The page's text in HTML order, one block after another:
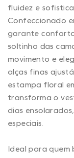
fluidez e
Confeccionado
garante
soltinho das
movimento e
alças finas
estampa floral
transforma o
dias
especiais.
Ideal para quem